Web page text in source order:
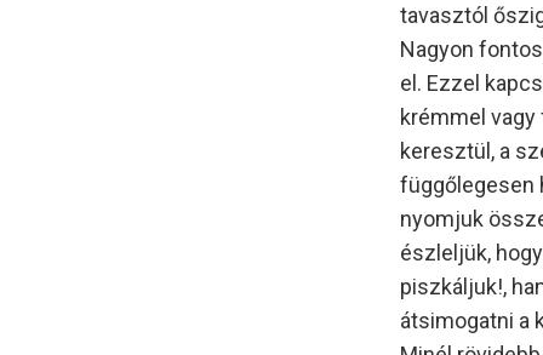
tavasztól
Nagyon
el. Ezzel
krémmel
keresztül, a
függőlegesen
nyomjuk
észleljük,
piszkáljuk!,
átsimogatni a